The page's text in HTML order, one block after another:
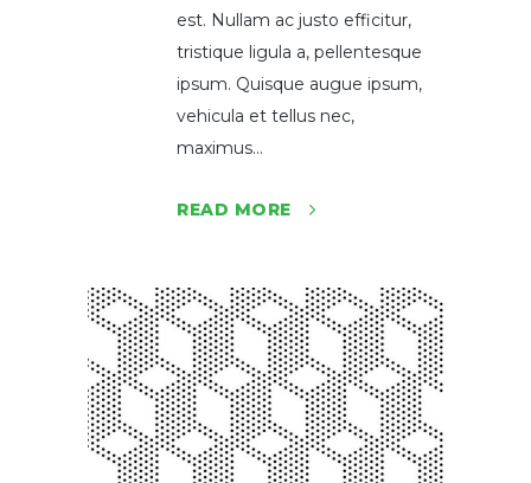
est. Nullam ac justo efficitur,
tristique ligula a, pellentesque
ipsum. Quisque augue ipsum,
vehicula et tellus nec,
maximus...
READ MORE